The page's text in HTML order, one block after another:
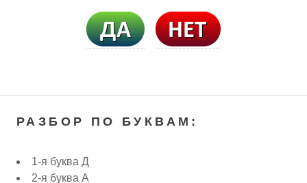
РАЗБОР ПО БУКВАМ:
1-я буква Д
2-я буква А